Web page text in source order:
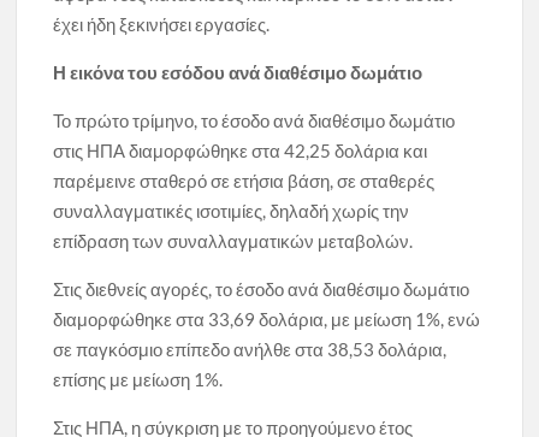
έχει ήδη ξεκινήσει εργασίες.
Η εικόνα του εσόδου ανά διαθέσιμο δωμάτιο
Το πρώτο τρίμηνο, το έσοδο ανά διαθέσιμο δωμάτιο
στις ΗΠΑ διαμορφώθηκε στα 42,25 δολάρια και
παρέμεινε σταθερό σε ετήσια βάση, σε σταθερές
συναλλαγματικές ισοτιμίες, δηλαδή χωρίς την
επίδραση των συναλλαγματικών μεταβολών.
Στις διεθνείς αγορές, το έσοδο ανά διαθέσιμο δωμάτιο
διαμορφώθηκε στα 33,69 δολάρια, με μείωση 1%, ενώ
σε παγκόσμιο επίπεδο ανήλθε στα 38,53 δολάρια,
επίσης με μείωση 1%.
Στις ΗΠΑ, η σύγκριση με το προηγούμενο έτος